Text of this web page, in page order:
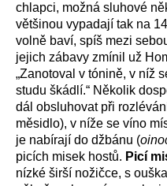
chlapci, možná sluhové
většinou vypadají tak na
volně baví, spíš mezi
jejich zábavy zmínil už
„Zanotoval v tónině, v níž
studu škádlí.“ Několik
dál obsluhovat při
měsidlo), v níže se víno
je nabírají do džbánu (
picích misek hostů. Picí
nízké širší nožičce, s